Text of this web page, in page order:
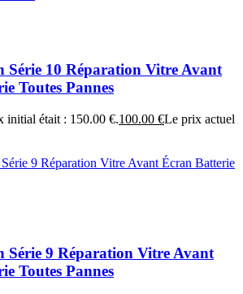
Série 10 Réparation Vitre Avant
Toutes Pannes
initial était : 150.00 €.100.00 €Le prix actuel
Série 9 Réparation Vitre Avant
Toutes Pannes